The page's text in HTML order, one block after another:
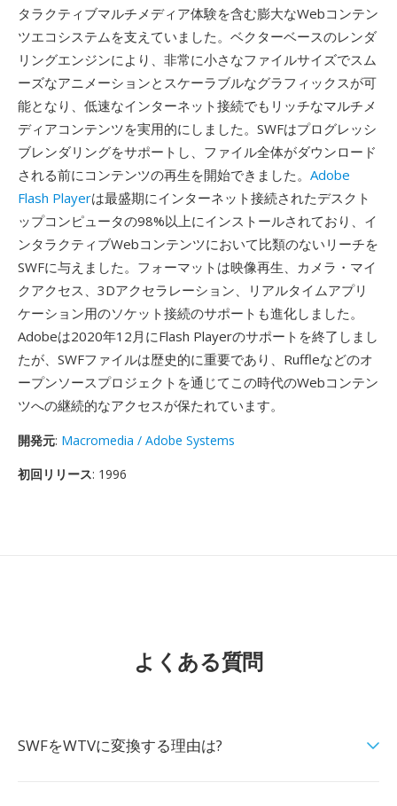
タラクティブマルチメディア体験を含む膨大なWebコンテン
ツエコシステムを支えていました。ベクターベースのレンダ
リングエンジンにより、非常に小さなファイルサイズでスム
ーズなアニメーションとスケーラブルなグラフィックスが可
能となり、低速なインターネット接続でもリッチなマルチメ
ディアコンテンツを実用的にしました。SWFはプログレッシ
ブレンダリングをサポートし、ファイル全体がダウンロード
される前にコンテンツの再生を開始できました。 Adobe
Flash Playerは最盛期にインターネット接続されたデスクト
ップコンピュータの98%以上にインストールされており、イ
ンタラクティブWebコンテンツにおいて比類のないリーチを
SWFに与えました。フォーマットは映像再生、カメラ・マイ
クアクセス、3Dアクセラレーション、リアルタイムアプリ
ケーション用のソケット接続のサポートも進化しました。
Adobeは2020年12月にFlash Playerのサポートを終了しまし
たが、SWFファイルは歴史的に重要であり、Ruffleなどのオ
ープンソースプロジェクトを通じてこの時代のWebコンテン
ツへの継続的なアクセスが保たれています。
開発元: Macromedia / Adobe Systems
初回リリース: 1996
よくある質問
SWFをWTVに変換する理由は?